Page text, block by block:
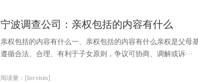
宁波调查公司：亲权包括的内容有什么
亲权包括的内容有什么一、亲权包括的内容有什么亲权是父
遵循合法、合理、有利于子女原则，争议可协商、调解或诉···
阅读量：[list:visits]